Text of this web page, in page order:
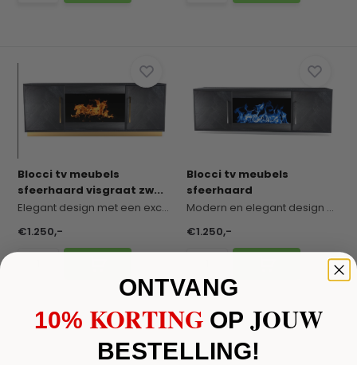
Blocci tv meubels
sfeerhaard visgraat zw...
Elegant design met een exclusieve uitstraling. H...
€1.250,-
Blocci tv meubels
sfeerhaard
Modern en elegant design dat warmte en sfeer com...
€1.250,-
ONTVANG
10% KORTING OPJOUW
BESTELLING!